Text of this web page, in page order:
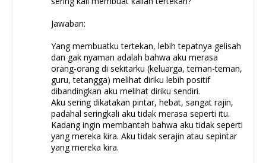
Jawaban:
Yang membuatku tertekan, lebih tepatnya gelisah
dan gak nyaman adalah bahwa aku merasa
orang-orang di sekitarku (keluarga, teman-teman,
guru, tetangga) melihat diriku lebih positif
dibandingkan aku melihat diriku sendiri.
Aku sering dikatakan pintar, hebat, sangat rajin,
padahal seringkali aku tidak merasa seperti itu.
Kadang ingin membantah bahwa aku tidak seperti
yang mereka kira. Aku tidak serajin atau sepintar
yang mereka kira.